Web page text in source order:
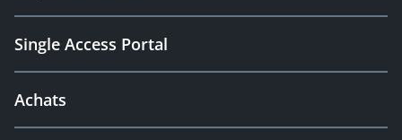
Single Access Portal
Achats